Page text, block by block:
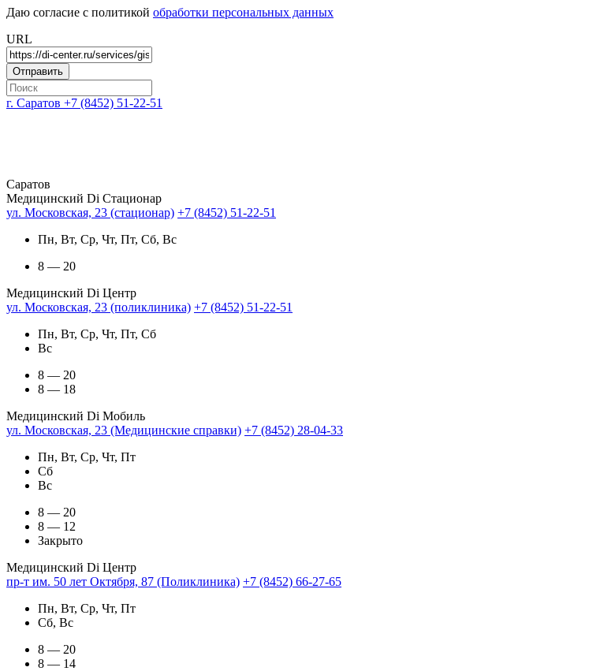
Даю согласие с политикой обработки персональных данных
URL
г. Саратов +7 (8452) 51-22-51
Саратов
Медицинский Di Стационар
ул. Московская, 23 (стационар) +7 (8452) 51-22-51
Пн, Вт, Ср, Чт, Пт, Сб, Вс
8 — 20
Медицинский Di Центр
ул. Московская, 23 (поликлиника) +7 (8452) 51-22-51
Пн, Вт, Ср, Чт, Пт, Сб
Вс
8 — 20
8 — 18
Медицинский Di Мобиль
ул. Московская, 23 (Медицинские справки) +7 (8452) 28-04-33
Пн, Вт, Ср, Чт, Пт
Сб
Вс
8 — 20
8 — 12
Закрыто
Медицинский Di Центр
пр-т им. 50 лет Октября, 87 (Поликлиника) +7 (8452) 66-27-65
Пн, Вт, Ср, Чт, Пт
Сб, Вс
8 — 20
8 — 14